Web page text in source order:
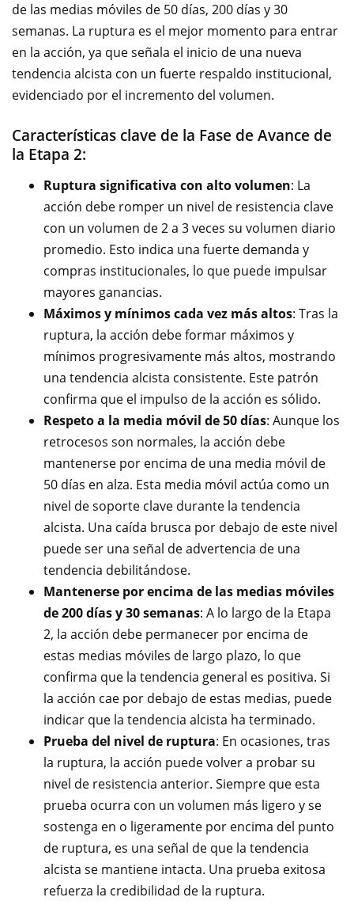
de las medias móviles de 50 días, 200 días y 30
semanas. La ruptura es el mejor momento para entrar
en la acción, ya que señala el inicio de una nueva
tendencia alcista con un fuerte respaldo institucional,
evidenciado por el incremento del volumen.
Características clave de la Fase de Avance de
la Etapa 2:
Ruptura significativa con alto volumen: La
acción debe romper un nivel de resistencia clave
con un volumen de 2 a 3 veces su volumen diario
promedio. Esto indica una fuerte demanda y
compras institucionales, lo que puede impulsar
mayores ganancias.
Máximos y mínimos cada vez más altos: Tras la
ruptura, la acción debe formar máximos y
mínimos progresivamente más altos, mostrando
una tendencia alcista consistente. Este patrón
confirma que el impulso de la acción es sólido.
Respeto a la media móvil de 50 días: Aunque los
retrocesos son normales, la acción debe
mantenerse por encima de una media móvil de
50 días en alza. Esta media móvil actúa como un
nivel de soporte clave durante la tendencia
alcista. Una caída brusca por debajo de este nivel
puede ser una señal de advertencia de una
tendencia debilitándose.
Mantenerse por encima de las medias móviles
de 200 días y 30 semanas: A lo largo de la Etapa
2, la acción debe permanecer por encima de
estas medias móviles de largo plazo, lo que
confirma que la tendencia general es positiva. Si
la acción cae por debajo de estas medias, puede
indicar que la tendencia alcista ha terminado.
Prueba del nivel de ruptura: En ocasiones, tras
la ruptura, la acción puede volver a probar su
nivel de resistencia anterior. Siempre que esta
prueba ocurra con un volumen más ligero y se
sostenga en o ligeramente por encima del punto
de ruptura, es una señal de que la tendencia
alcista se mantiene intacta. Una prueba exitosa
refuerza la credibilidad de la ruptura.